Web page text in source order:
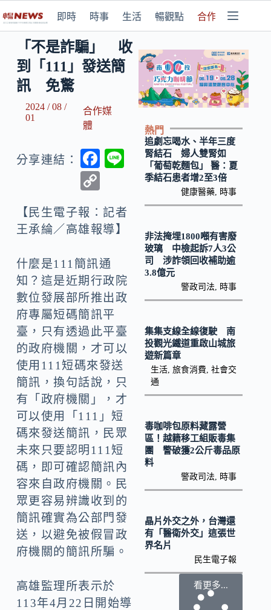
即時 時事 生活 暢觀點 合作媒體
「不是詐騙」 收
到「111」發送簡
訊 免驚
2024 / 08 /
01
合作媒
體
分享連結：
F
b
o
o
k
p
y
Li
n
k
【民生電子報：記者
王承綸／高雄報導】‌
什麼是111簡訊通
知？這是近期行政院
數位發展部所推出政
府專屬短碼簡訊平
臺，只有透過此平臺
的政府機關，才可以
使用111短碼來發送
簡訊，換句話說，只
有「政府機關」，才
可以使用「111」短
碼來發送簡訊，民眾
未來只要認明111短
碼，即可確認簡訊內
容來自政府機關。民
眾更容易辨識收到的
簡訊確實為公部門發
送，以避免被假冒政
府機關的簡訊所騙。
高雄監理所表示於
113年4月22日開始導
熱門
追劇忘喝水、半年三度
腎結石 婦人雙腎如
「葡萄乾麵包」 醫：夏
季結石患者增2至3倍
健康醫藥 時事
非法掩埋1800噸有害廢
玻璃 中檢起訴7人3公
司 涉詐領回收補助逾
3.8億元
警政司法 時事
集集支線全線復駛 南
投觀光鐵道重啟山城旅
遊新篇章
生活, 旅食消費 社會交
通
毒咖啡包原料藏露營
區！越籍移工組販毒集
團 警破獲2公斤毒品原
料
警政司法 時事
晶片外交之外，台灣還
有「醫衛外交」這張世
界名片
民生電子報
看更多...